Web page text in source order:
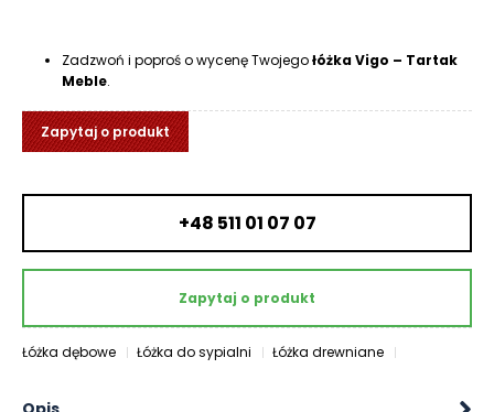
N
T
A
B
L
G
W
Zadzwoń i poproś o wycenę Twojegołóżka Vigo – Tartak
Meble.
Zapytaj o produkt
+48 511 01 07 07
Zapytaj o produkt
Łóżka dębowe Łóżka do sypialni Łóżka drewniane